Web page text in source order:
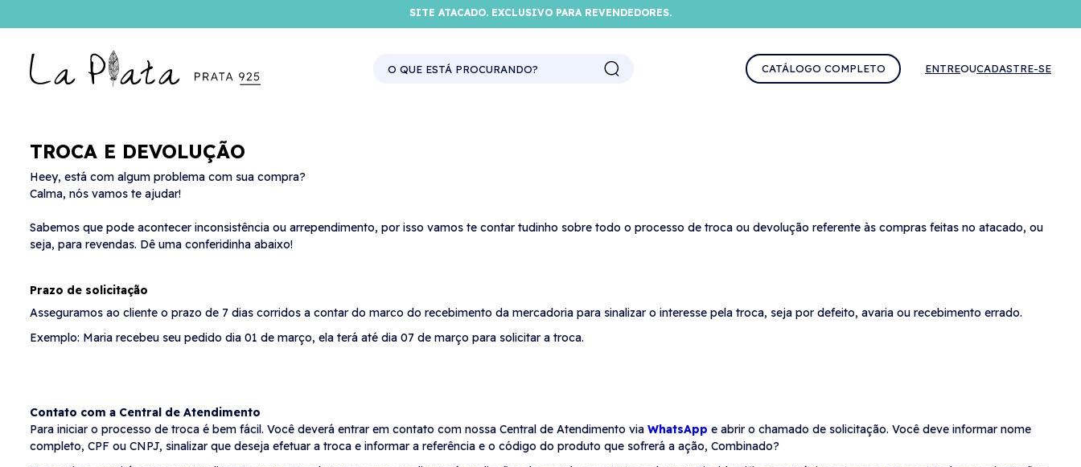
SITE ATACADO. EXCLUSIVO PARA REVENDEDORES.
CATÁLOGO COMPLETO ENTREOUCADASTRE-SE
TROCA E DEVOLUÇÃO
Heey, está com algum problema com sua compra?
Calma, nós vamos te ajudar!
Sabemos que pode acontecer inconsistência ou arrependimento, por isso vamos te contar tudinho sobre todo o processo de troca ou devolução referente às compras feitas no atacado, ou
seja, para revendas. Dê uma conferidinha abaixo!
Prazo de solicitação
Asseguramos ao cliente o prazo de 7 dias corridos a contar do marco do recebimento da mercadoria para sinalizar o interesse pela troca, seja por defeito, avaria ou recebimento errado.
Exemplo: Maria recebeu seu pedido dia 01 de março, ela terá até dia 07 de março para solicitar a troca.
Contato com a Central de Atendimento
Para iniciar o processo de troca é bem fácil. Você deverá entrar em contato com nossa Central de Atendimento via WhatsApp e abrir o chamado de solicitação. Você deve informar nome
completo, CPF ou CNPJ, sinalizar que deseja efetuar a troca e informar a referência e o código do produto que sofrerá a ação, Combinado?